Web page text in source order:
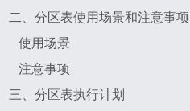
二、分区表使用场景和注意事项
使用场景
注意事项
三、分区表执行计划